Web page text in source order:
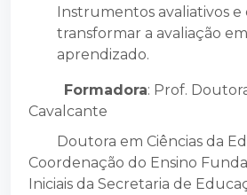
Instrumentos avaliativos e
transformar a avaliação
aprendizado.
Formadora: Prof.
Cavalcante
Doutora em Ciências da
Coordenação do Ensino
Iniciais da Secretaria de